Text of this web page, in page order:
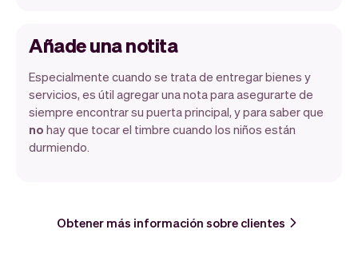
Añade una notita
Especialmente cuando se trata de entregar bienes y
servicios, es útil agregar una nota para asegurarte de
siempre encontrar su puerta principal, y para saber que
no hay que tocar el timbre cuando los niños están
durmiendo.
Obtener más información sobre clientes